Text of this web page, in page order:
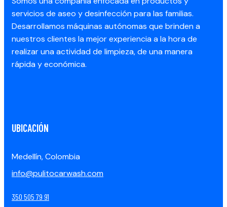
servicios de aseo y desinfección para las familias.
Desarrollamos máquinas autónomas que brinden a
nuestros clientes la mejor experiencia a la hora de
realizar una actividad de limpieza, de una manera
rápida y económica.
UBICACIÓN
Medellín, Colombia
info@pulitocarwash.com
350 505 79 91